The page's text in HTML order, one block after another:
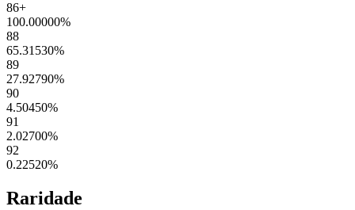
86+
100.00000%
88
65.31530%
89
27.92790%
90
4.50450%
91
2.02700%
92
0.22520%
Raridade